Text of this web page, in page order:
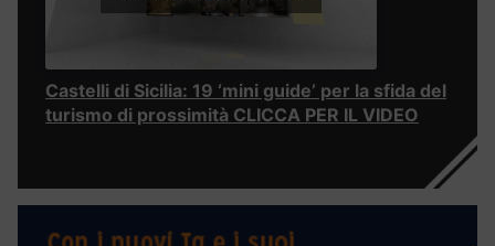
Castelli di Sicilia: 19 ‘mini guide’ per la sfida del
turismo di prossimità CLICCA PER IL VIDEO